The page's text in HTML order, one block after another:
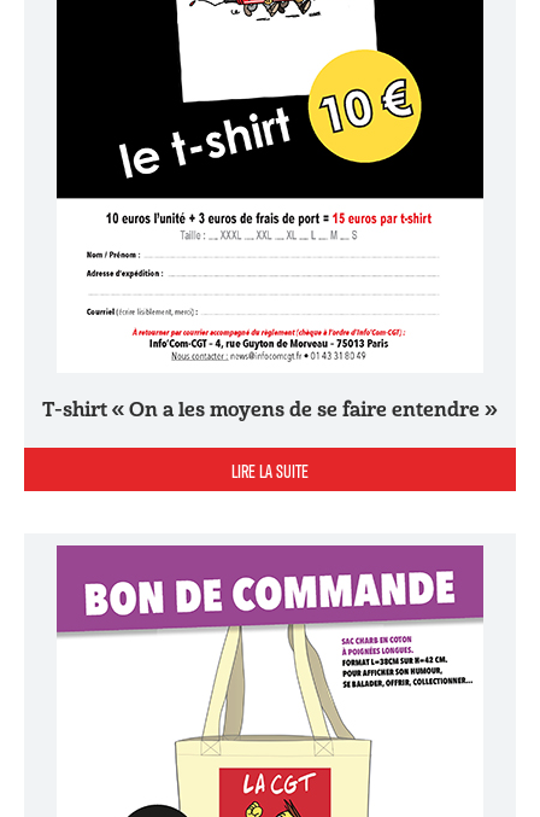
T-shirt « On a les moyens de se faire entendre »
LIRE LA SUITE